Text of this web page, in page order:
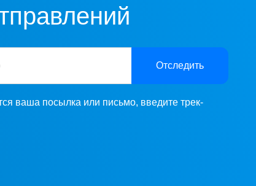
Отследить
ваша посылка или письмо, введите трек-